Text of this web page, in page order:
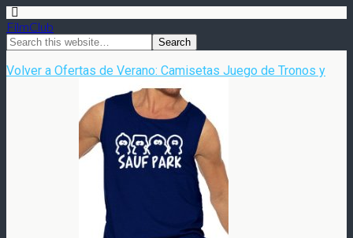
FilmClub
Volver a Ofertas de Verano: Camisetas Juego de Tronos y